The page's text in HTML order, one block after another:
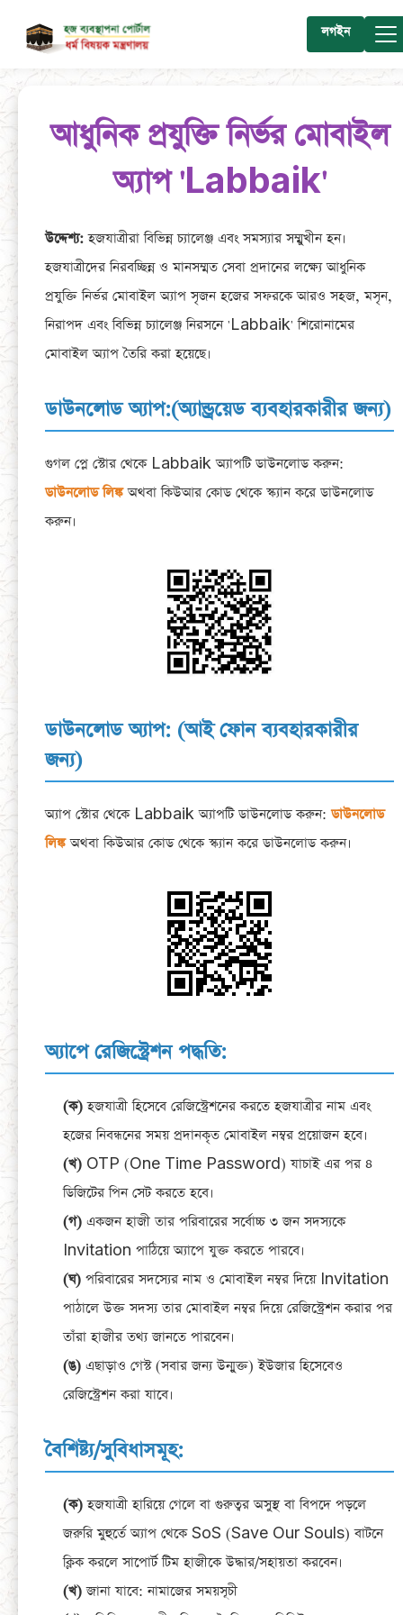
লগইন
আধুনিক প্রযুক্তি নির্ভর মোবাইল
অ্যাপ'Labbaik'
উদ্দেশ্য:হজযাত্রীরা বিভিন্ন চ্যালেঞ্জ এবং সমস্যার সম্মুখীন হন।
হজযাত্রীদের নিরবচ্ছিন্ন ও মানসম্মত সেবা প্রদানের লক্ষ্যে আধুনিক
প্রযুক্তি নির্ভর মোবাইল অ্যাপ সৃজন হজের সফরকে আরও সহজ, মসৃন,
নিরাপদ এবং বিভিন্ন চ্যালেঞ্জ নিরসনে 'Labbaik' শিরোনামের
মোবাইল অ্যাপ তৈরি করা হয়েছে।
ডাউনলোড অ্যাপ:(অ্যান্ড্রয়েড ব্যবহারকারীর জন্য)
গুগল প্লে স্টোর থেকে Labbaik অ্যাপটি ডাউনলোড করুন:
ডাউনলোড লিঙ্কঅথবা কিউআর কোড থেকে স্ক্যান করে ডাউনলোড
করুন।
ডাউনলোড অ্যাপ: (আই ফোন ব্যবহারকারীর
জন্য)
অ্যাপ স্টোর থেকে Labbaik অ্যাপটি ডাউনলোড করুন:ডাউনলোড
লিঙ্কঅথবা কিউআর কোড থেকে স্ক্যান করে ডাউনলোড করুন।
অ্যাপে রেজিস্ট্রেশন পদ্ধতি:
(ক)হজযাত্রী হিসেবে রেজিস্ট্রেশনের করতে হজযাত্রীর নাম এবং
হজের নিবন্ধনের সময় প্রদানকৃত মোবাইল নম্বর প্রয়োজন হবে।
(খ) OTP (One Time Password) যাচাই এর পর ৪
ডিজিটের পিন সেট করতে হবে।
(গ) একজন হাজী তার পরিবারের সর্বোচ্চ ৩ জন সদস্যকে
Invitation পাঠিয়ে অ্যাপে যুক্ত করতে পারবে।
(ঘ) পরিবারের সদস্যের নাম ও মোবাইল নম্বর দিয়ে Invitation
পাঠালে উক্ত সদস্য তার মোবাইল নম্বর দিয়ে রেজিস্ট্রেশন করার পর
তাঁরা হাজীর তথ্য জানতে পারবেন।
(ঙ) এছাড়াও গেস্ট (সবার জন্য উন্মুক্ত) ইউজার হিসেবেও
রেজিস্ট্রেশন করা যাবে।
বৈশিষ্ট্য/সুবিধাসমূহ:
(ক)হজযাত্রী হারিয়ে গেলে বা গুরুত্বর অসুস্থ বা বিপদে পড়লে
জরুরি মুহুর্তে অ্যাপ থেকে SoS (Save Our Souls) বাটনে
ক্লিক করলে সাপোর্ট টিম হাজীকে উদ্ধার/সহায়তা করবেন।
(খ)জানা যাবে: নামাজের সময়সূচী